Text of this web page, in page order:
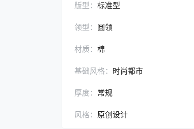
版型： 标准型
领型： 圆领
材质： 棉
基础风格： 时尚都市
厚度： 常规
风格： 原创设计